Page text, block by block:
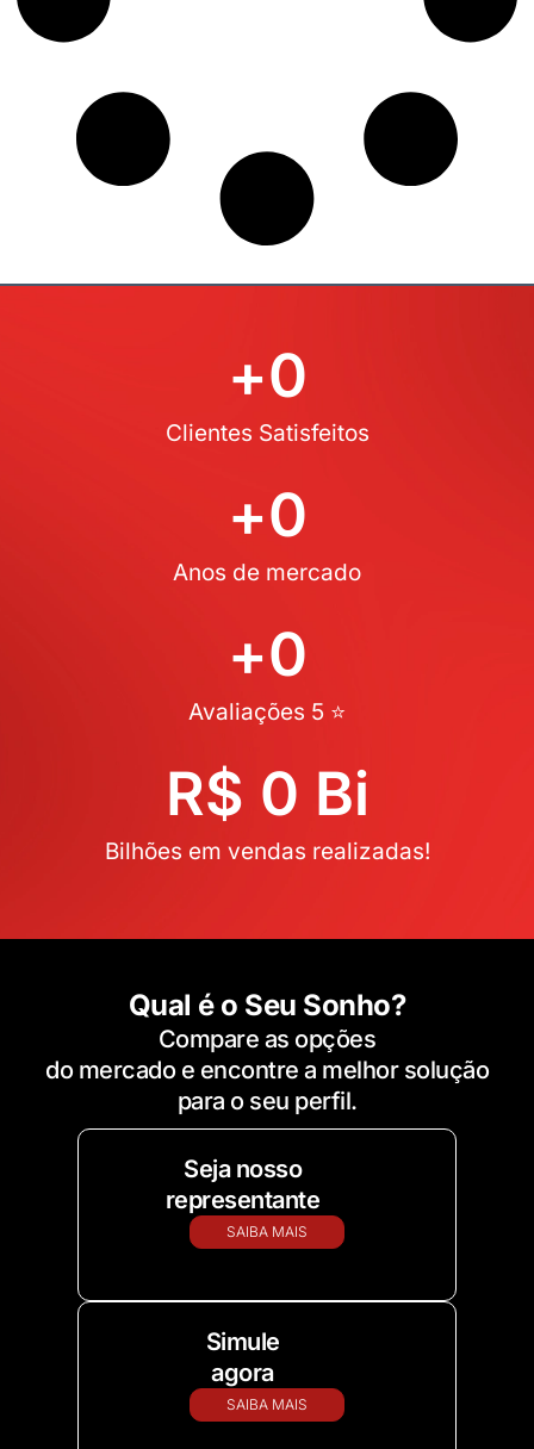
Clientes Satisfeitos
+0
Anos de mercado
+0
Avaliações 5 ⭐
+0
Bilhões em vendas realizadas!
R$ 0 Bi
Qual é o Seu Sonho?
Compare as opções
do mercado e encontre a melhor solução
para o seu perfil.
Seja nosso
representante
SAIBA MAIS
Simule
agora
SAIBA MAIS